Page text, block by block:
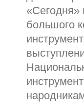
«Сегодня»
большого